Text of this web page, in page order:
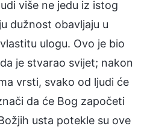
više ne jedu iz istog
dužnost obavljaju u
ulogu. Ovo je bio
je stvarao svijet; nakon
vrsti, svako od ljudi će
da će Bog započeti
usta potekle su ove